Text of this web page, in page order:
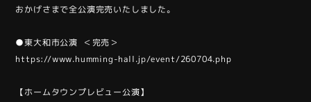
おかげさまで全公演完売いたしました。
●東大和市公演 ＜完売＞
https://www.humming-hall.jp/event/260704.php
【ホームタウンプレビュー公演】